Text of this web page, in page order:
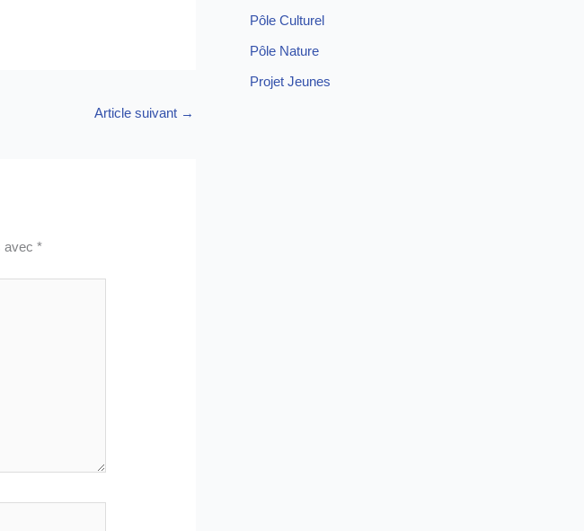
Article suivant →
avec*
Pôle Culturel
Pôle Nature
Projet Jeunes